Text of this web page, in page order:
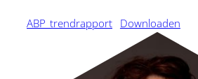
ABP_trendrapport Downloaden